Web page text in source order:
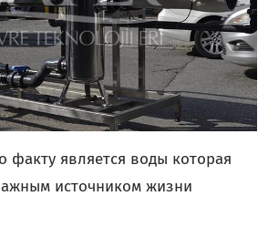
факту является воды которая
источником жизни